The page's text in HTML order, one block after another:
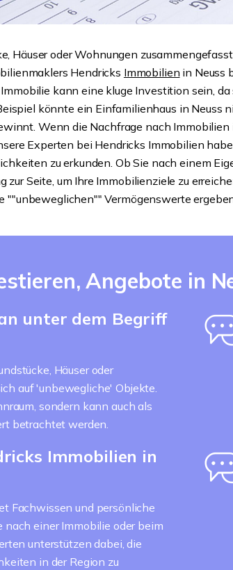
Häuser oder Wohnungen
Hendricks Immobilien in Neuss
kann eine kluge Investition sein,
könnte ein Einfamilienhaus in Neuss
Wenn die Nachfrage nach
Experten bei Hendricks Immobilien
zu erkunden. Ob Sie nach einem
Seite, um Ihre Immobilienziele zu
""unbeweglichen"" Vermögenswerte
Angebote in
unter dem Begriff
Häuser oder
auf 'unbewegliche' Objekte.
sondern kann auch als
betrachtet werden.
Immobilien in
Fachwissen und persönliche
nach einer Immobilie oder beim
unterstützen dabei, die
in der Region zu